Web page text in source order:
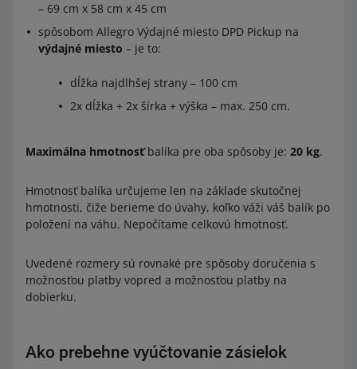
– 69 cm x 58 cm x 45 cm
spôsobom Allegro Výdajné miesto DPD Pickup na
výdajné miesto – je to:
dĺžka najdlhšej strany – 100 cm
2x dĺžka + 2x šírka + výška – max. 250 cm.
Maximálna hmotnosťbalíka pre oba spôsoby je: 20 kg.
Hmotnosť balíka určujeme len na základe skutočnej
hmotnosti, čiže berieme do úvahy, koľko váži váš balík po
položení na váhu. Nepočítame celkovú hmotnosť.
Uvedené rozmery sú rovnaké pre spôsoby doručenia s
možnosťou platby vopred a možnosťou platby na
dobierku.
Ako prebehne vyúčtovanie zásielok